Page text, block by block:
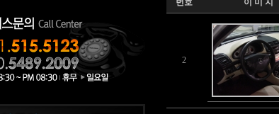
번호
이 미 지
2